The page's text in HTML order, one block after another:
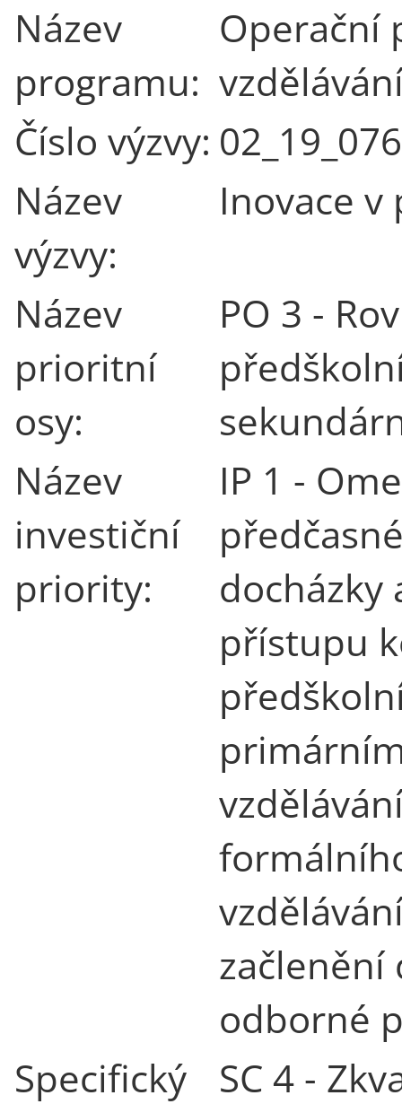
Název
programu:
Operační
Číslo výzvy: 02_19_076
Název
výzvy:
Inovace v
Název
prioritní
osy:
PO 3 -
Název
investiční
priority:
IP 1 -
docházky
přístupu
začlenění
odborné
Specifický
SC 4 -